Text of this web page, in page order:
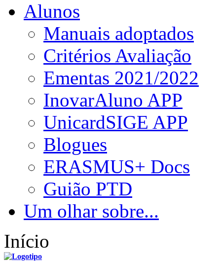
Alunos
Manuais adoptados
Critérios Avaliação
Ementas 2021/2022
InovarAluno APP
UnicardSIGE APP
Blogues
ERASMUS+ Docs
Guião PTD
Um olhar sobre...
Início